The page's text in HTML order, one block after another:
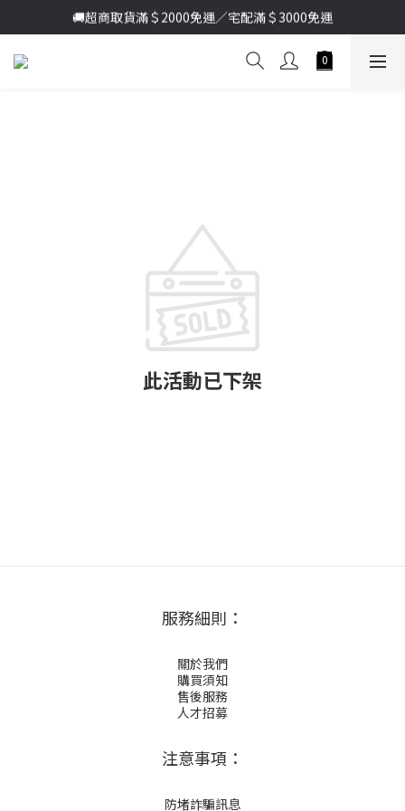
加入新會員送首購金＄100🔥點我註冊➞
🚚超商取貨滿＄2000免運／宅配滿＄3000免運
加入新會員送首購金＄100🔥點我註冊➞
此活動已下架
服務細則：
關於我們
購買須知
售後服務
人才招募
注意事項：
防堵詐騙訊息